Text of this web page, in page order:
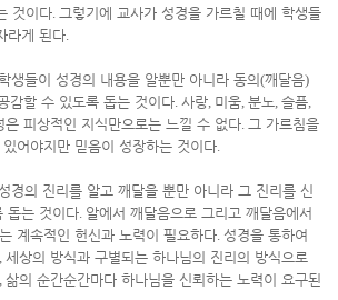
것이다. 그렇기에 교사가 성경을 가르칠 때에 학생들
라게 된다.
생들이 성경의 내용을 알뿐만 아니라 동의 (깨달음)
감할 수 있도록 돕는 것이다. 사랑, 미움, 분노, 슬픔,
은 피상적인 지식만으로는 느낄 수 없다. 그 가르침을
어야지만 믿음이 성장하는 것이다.
경의 진리를 알고 깨달을 뿐만 아니라 그 진리를 신
돕는 것이다. 알에서 깨달음으로 그리고 깨달음에서
계속적인 헌신과 노력이 필요하다. 성경을 통하여
, 세상의 방식과 구별되는 하나님의 진리의 방식으로
, 삶의 순간순간마다 하나님을 신뢰하는 노력이 요구된